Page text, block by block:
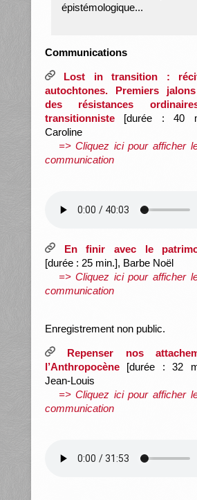
épistémologique...
Communications
Lost in transition :
autochtones. Premiers
des résistances
transitionniste[durée : 40
Caroline
=> Cliquez ici pour afficher
communication
En finir avec le
[durée : 25 min.], Barbe Noël
=> Cliquez ici pour afficher
communication
Enregistrement non public.
Repenser nos
l’Anthropocène[durée : 32
Jean-Louis
=> Cliquez ici pour afficher
communication